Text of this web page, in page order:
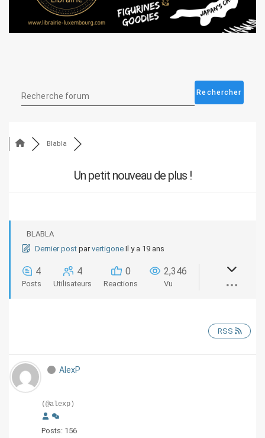
Blabla
Un petit nouveau de plus !
BLABLA
Dernier post par vertigone Il y a 19 ans
4
Posts
4
Utilisateurs
0
Reactions
2,346
Vu
RSS
AlexP
(@alexp)
Posts: 156